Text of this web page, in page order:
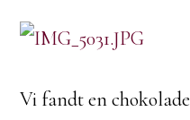
Vi fandt en